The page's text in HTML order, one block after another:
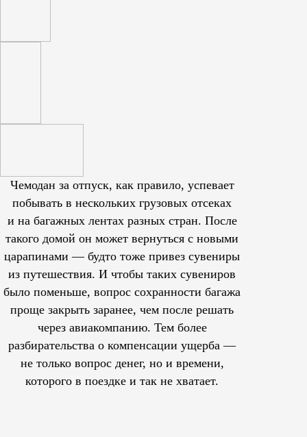
Чемодан за отпуск, как правило, успевает
побывать в нескольких грузовых отсеках
и на багажных лентах разных стран. После
такого домой он может вернуться с новыми
царапинами — будто тоже привез сувениры
из путешествия. И чтобы таких сувениров
было поменьше, вопрос сохранности багажа
проще закрыть заранее, чем после решать
через авиакомпанию. Тем более
разбирательства о компенсации ущерба —
не только вопрос денег, но и времени,
которого в поездке и так не хватает.